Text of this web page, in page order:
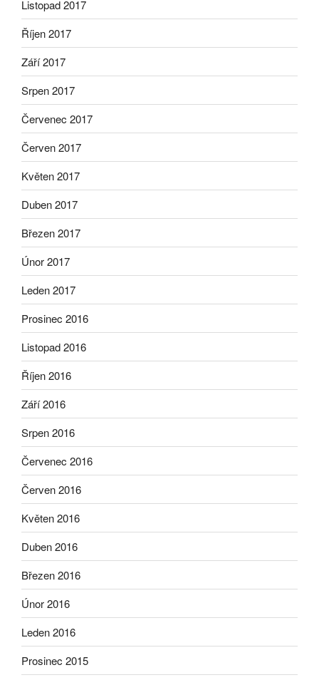
Listopad 2017
Říjen 2017
Září 2017
Srpen 2017
Červenec 2017
Červen 2017
Květen 2017
Duben 2017
Březen 2017
Únor 2017
Leden 2017
Prosinec 2016
Listopad 2016
Říjen 2016
Září 2016
Srpen 2016
Červenec 2016
Červen 2016
Květen 2016
Duben 2016
Březen 2016
Únor 2016
Leden 2016
Prosinec 2015